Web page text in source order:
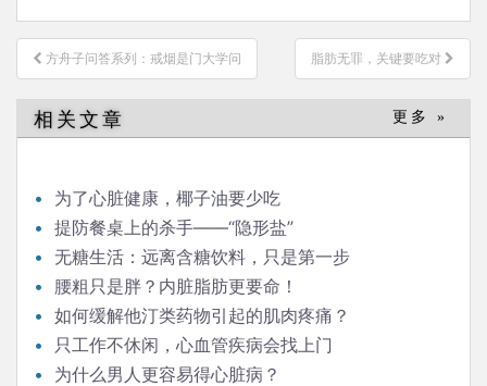
文
章
导
航
方舟子问答系列：戒烟是门大学问 脂肪无罪，关键要吃对
相关文章 更多 »
为了心脏健康，椰子油要少吃
提防餐桌上的杀手——“隐形盐”
无糖生活：远离含糖饮料，只是第一步
腰粗只是胖？内脏脂肪更要命！
如何缓解他汀类药物引起的肌肉疼痛？
只工作不休闲，心血管疾病会找上门
为什么男人更容易得心脏病？